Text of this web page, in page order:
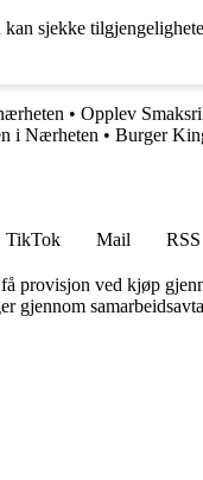
sjekke
• Opplev
i Nærheten • Burger
TikTok Mail
RSS
provisjon ved kjøp
gjennom